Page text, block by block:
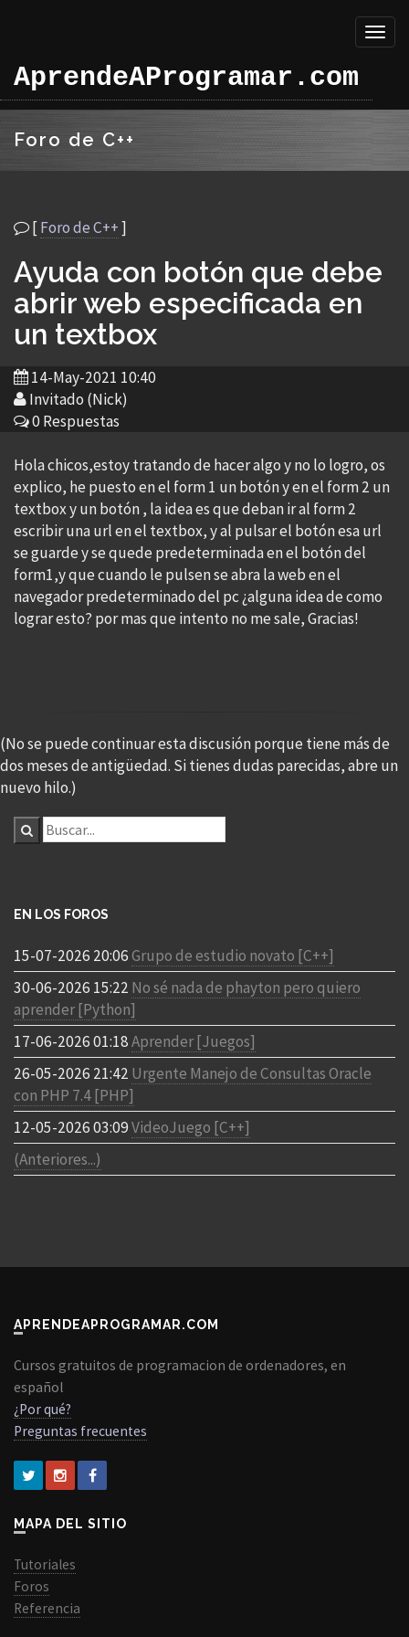
AprendeAProgramar.com
Foro de C++
[Foro de C++]
Ayuda con botón que debe
abrir web especificada en
un textbox
14-May-2021 10:40
Invitado (Nick)
0 Respuestas
Hola chicos,estoy tratando de hacer algo y no lo logro, os
explico, he puesto en el form 1 un botón y en el form 2 un
textbox y un botón , la idea es que deban ir al form 2
escribir una url en el textbox, y al pulsar el botón esa url
se guarde y se quede predeterminada en el botón del
form1,y que cuando le pulsen se abra la web en el
navegador predeterminado del pc ¿alguna idea de como
lograr esto? por mas que intento no me sale, Gracias!
(No se puede continuar esta discusión porque tiene más de
dos meses de antigüedad. Si tienes dudas parecidas, abre un
nuevo hilo.)
EN LOS FOROS
15-07-2026 20:06Grupo de estudio novato [C++]
30-06-2026 15:22 No sé nada de phayton pero quiero
aprender [Python]
17-06-2026 01:18Aprender [Juegos]
26-05-2026 21:42 Urgente Manejo de Consultas Oracle
con PHP 7.4 [PHP]
12-05-2026 03:09VideoJuego [C++]
(Anteriores...)
APRENDEAPROGRAMAR.COM
Cursos gratuitos de programacion de ordenadores, en
español
¿Por qué?
Preguntas frecuentes
MAPA DEL SITIO
Tutoriales
Foros
Referencia